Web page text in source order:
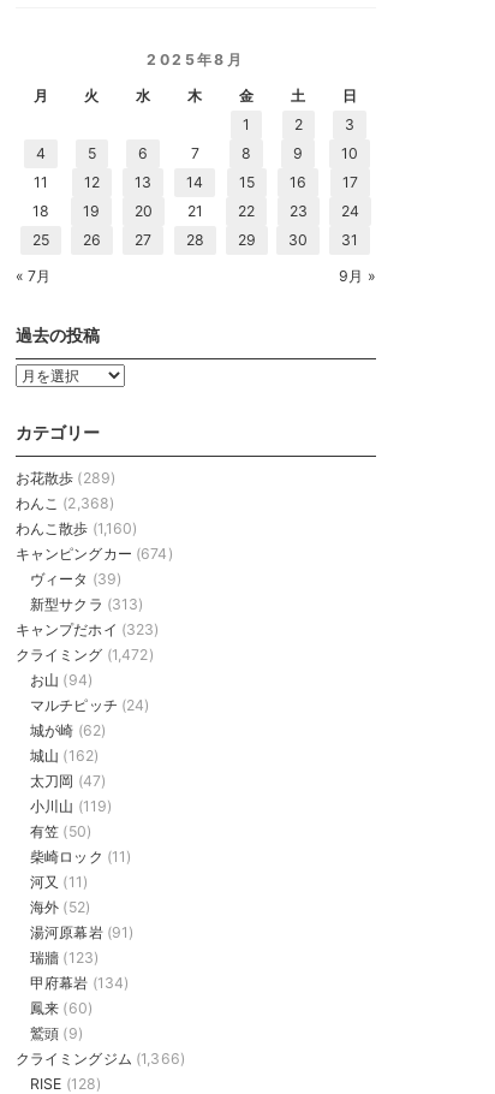
2025年8月
月
火 水 木 金 土 日
« 7月 9月 »
1 2
3
4
5 6 7 8 9
10
11
12 13 14 15 16
17
18
19 20 21 22 23
24
25
26 27 28 29 30 31
過去の投稿
過
の
稿
カテゴリー
お花散歩 (289)
わんこ (2,368)
わんこ散歩 (1,160)
キャンピングカー (674)
ヴィータ (39)
新型サクラ (313)
キャンプだホイ (323)
クライミング (1,472)
お山 (94)
マルチピッチ (24)
城が崎 (62)
城山 (162)
太刀岡 (47)
小川山 (119)
有笠 (50)
柴崎ロック (11)
河又 (11)
海外 (52)
湯河原幕岩(91)
瑞牆 (123)
甲府幕岩 (134)
鳳来 (60)
鷲頭 (9)
クライミングジム (1,366)
RISE (128)